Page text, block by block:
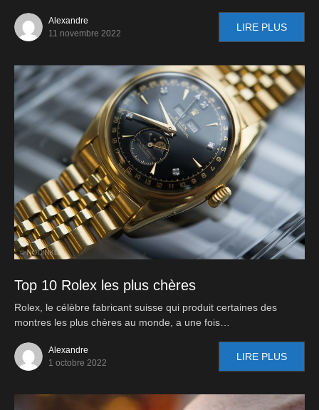
Alexandre
11 novembre 2022
LIRE PLUS
Top 10 Rolex les plus chères
Rolex, le célèbre fabricant suisse qui produit certaines des
montres les plus chères au monde, a une fois…
Alexandre
1 octobre 2022
LIRE PLUS